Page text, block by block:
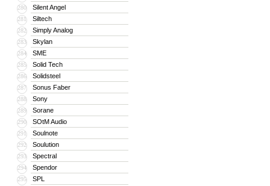
280 Silent Angel
281 Siltech
282 Simply Analog
283 Skylan
284 SME
285 Solid Tech
286 Solidsteel
287 Sonus Faber
288 Sony
289 Sorane
290 SOtM Audio
291 Soulnote
292 Soulution
293 Spectral
294 Spendor
295 SPL